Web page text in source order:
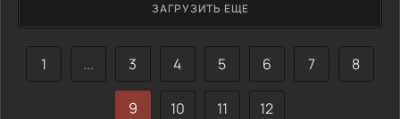
ЗАГРУЗИТЬ ЕЩЕ
1 ... 3 4 5 6 7 8
9 10 11 12